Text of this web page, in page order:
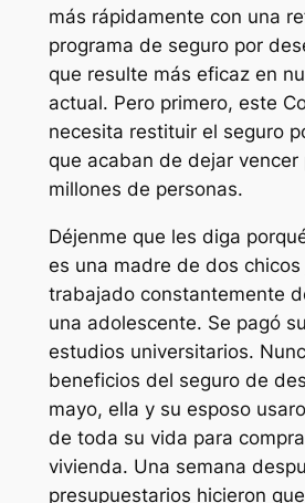
más rápidamente con una
programa de seguro por
que resulte más eficaz en
actual. Pero primero, este
necesita restituir el seguro
que acaban de dejar vencer
millones de personas.
Déjenme que les diga
es una madre de dos chicos
trabajado constantemente
una adolescente. Se pagó
estudios universitarios.
beneficios del seguro de
mayo, ella y su esposo
de toda su vida para
vivienda. Una semana
presupuestarios hicieron